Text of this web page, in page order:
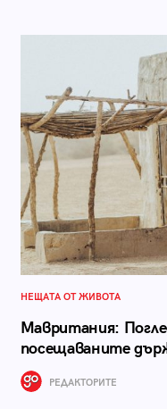
НЕЩАТА ОТ ЖИВОТА
Мавритания:
посещаваните
РЕДАКТОРИТЕ